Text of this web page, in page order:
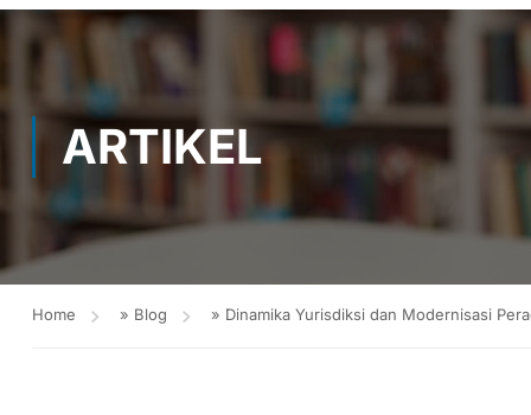
ARTIKEL
Home » Blog » Dinamika Yurisdiksi dan Modernisasi